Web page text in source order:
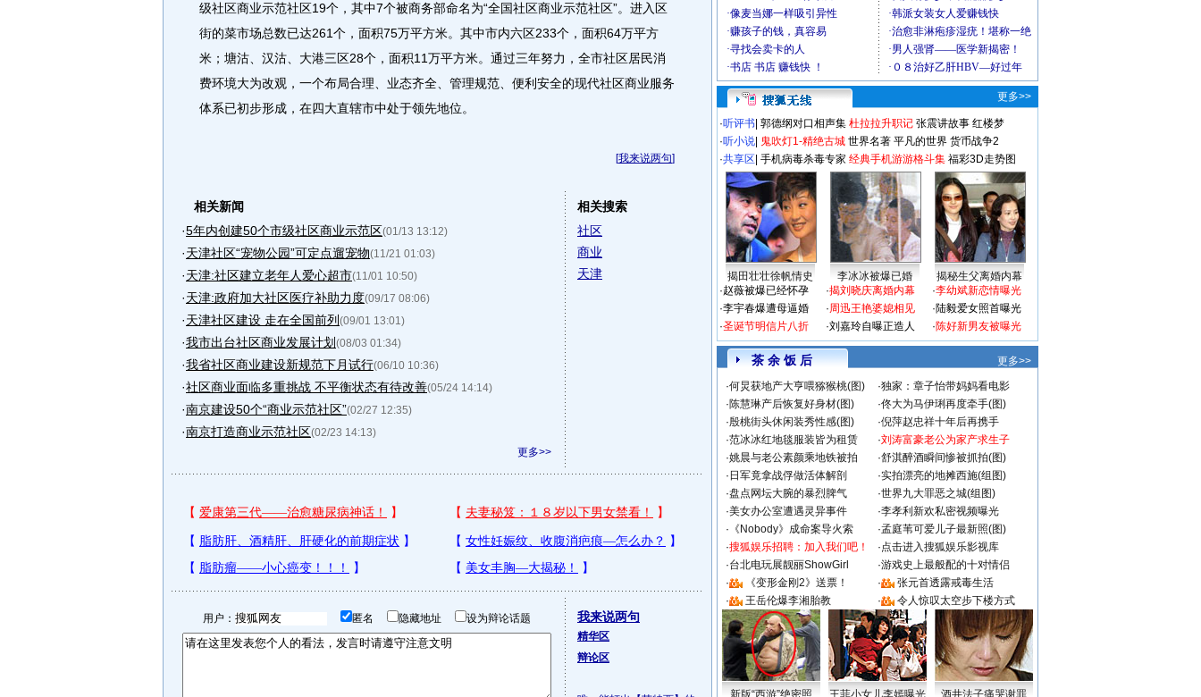
级社区商业示范社区19个，其中7个被商务部命名为“全国社区商业示范社区”。进入区
街的菜市场总数已达261个，面积75万平方米。其中市内六区233个，面积64万平方
米；塘沽、汉沽、大港三区28个，面积11万平方米。通过三年努力，全市社区居民消
费环境大为改观，一个布局合理、业态齐全、管理规范、便利安全的现代社区商业服务
体系已初步形成，在四大直辖市中处于领先地位。
[我来说两句]
相关新闻
·5年内创建50个市级社区商业示范区(01/13 13:12)
·天津社区“宠物公园”可定点遛宠物(11/21 01:03)
·天津:社区建立老年人爱心超市(11/01 10:50)
·天津:政府加大社区医疗补助力度(09/17 08:06)
·天津社区建设 走在全国前列 (09/01 13:01)
·我市出台社区商业发展计划 (08/03 01:34)
·我省社区商业建设新规范下月试行(06/10 10:36)
·社区商业面临多重挑战 不平衡状态有待改善(05/24 14:14)
·南京建设50个“商业示范社区”(02/27 12:35)
·南京打造商业示范社区(02/23 14:13)
更多>>
相关搜索
社区
商业
天津
用户： 匿名 隐藏地址 设为辩论话题 我来说两句
精华区
辩论区
更多>>
·听评书 郭德纲对口相声集 杜拉拉升职记 张震讲故事 红楼梦
·听小说 鬼吹灯1-精绝古城 世界名著 平凡的世界 货币战争2
·共享区 手机病毒杀毒专家 经典手机游游格斗集 福彩3D走势图
揭田壮壮徐帆情史 李冰冰被爆已婚
揭秘生父离婚内幕
·赵薇被爆已经怀孕
·李宇春爆遭母逼婚
·圣诞节明信片八折
·揭刘晓庆离婚内幕
·周迅王艳婆媳相见
·刘嘉玲自曝正造人
·李幼斌新恋情曝光
·陆毅爱女照首曝光
·陈好新男友被曝光
茶 余 饭 后
更多>>
·何炅获地产大亨喂猕猴桃(图) ·独家：章子怡带妈妈看电影
·陈慧琳产后恢复好身材(图) ·佟大为马伊琍再度牵手(图)
·殷桃街头休闲装秀性感(图) ·倪萍赵忠祥十年后再携手
·范冰冰红地毯服装皆为租赁 ·刘涛富豪老公为家产求生子
·姚晨与老公素颜乘地铁被拍 ·舒淇醉酒瞬间惨被抓拍(图)
· 日军竟拿战俘做活体解剖 ·实拍漂亮的地摊西施(组图)
·盘点网坛大腕的暴烈脾气 ·世界九大罪恶之城(组图)
·美女办公室遭遇灵异事件 ·李孝利新欢私密视频曝光
· 《Nobody》成命案导火索 ·孟庭苇可爱儿子最新照(图)
·搜狐娱乐招聘：加入我们吧！ ·点击进入搜狐娱乐影视库
·台北电玩展靓丽ShowGirl ·游戏史上最般配的十对情侣
·
《变形金刚2》送票！ ·
张元首透露戒毒生活
·
王岳伦爆李湘胎教 · 令人惊叹太空步下楼方式
新版“西游”绝密照 王菲小女儿李嫣曝光 酒井法子痛哭谢罪